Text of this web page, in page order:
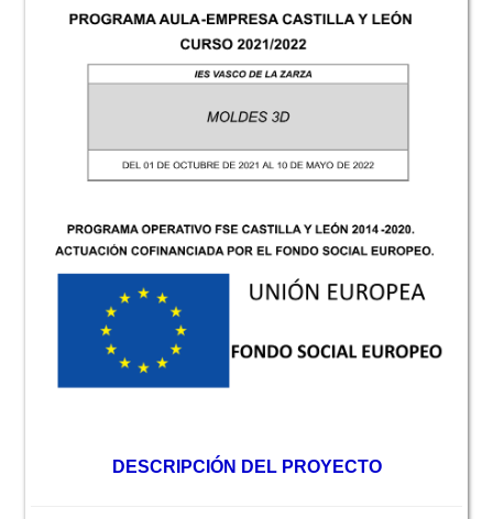
DESCRIPCIÓN DEL PROYECTO